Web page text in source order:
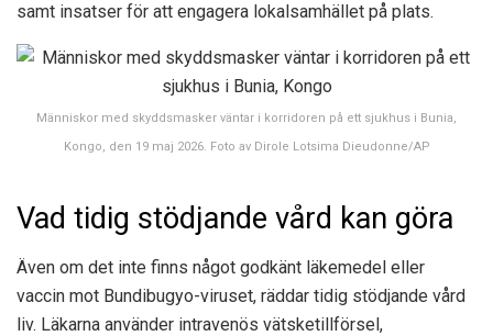
samt insatser för att engagera lokalsamhället på plats.
Människor med skyddsmasker väntar i korridoren på ett sjukhus i Bunia,
Kongo, den 19 maj 2026. Foto av Dirole Lotsima Dieudonne/AP
Vad tidig stödjande vård kan göra
Även om det inte finns något godkänt läkemedel eller
vaccin mot Bundibugyo-viruset, räddar tidig stödjande vård
liv. Läkarna använder intravenös vätsketillförsel,